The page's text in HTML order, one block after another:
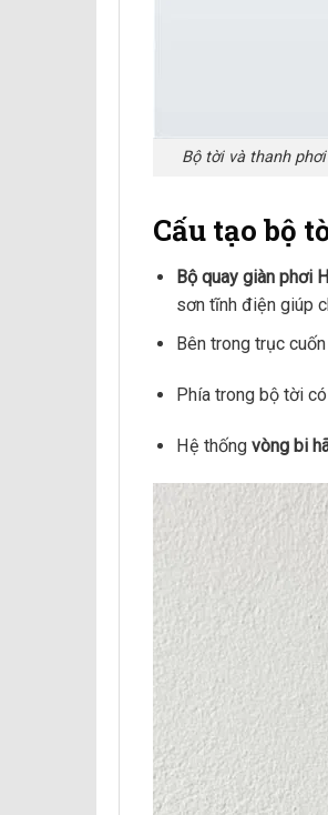
Bộ tời và thanh
Cấu tạo bộ
Bộ quay giàn phơi
sơn tĩnh điện giúp
Bên trong trục
Phía trong bộ tời
Hệ thống vòng bi